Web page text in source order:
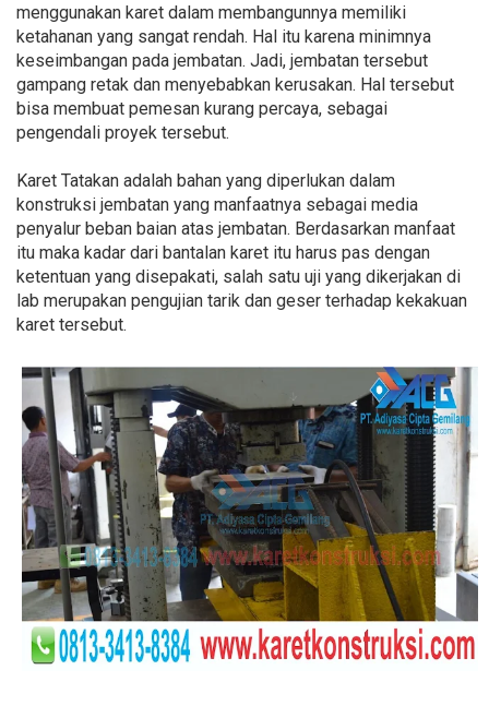
menggunakan karet dalam membangunnya memiliki
ketahanan yang sangat rendah. Hal itu karena minimnya
keseimbangan pada jembatan. Jadi, jembatan tersebut
gampang retak dan menyebabkan kerusakan. Hal tersebut
bisa membuat pemesan kurang percaya, sebagai
pengendali proyek tersebut.
Karet Tatakan adalah bahan yang diperlukan dalam
konstruksi jembatan yang manfaatnya sebagai media
penyalur beban baian atas jembatan. Berdasarkan manfaat
itu maka kadar dari bantalan karet itu harus pas dengan
ketentuan yang disepakati, salah satu uji yang dikerjakan di
lab merupakan pengujian tarik dan geser terhadap kekakuan
karet tersebut.